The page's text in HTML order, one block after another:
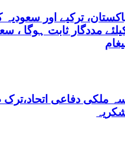
ترکیے اور
مددگار ثابت ہوگا ،
ملکی دفاعی اتحاد،ترک